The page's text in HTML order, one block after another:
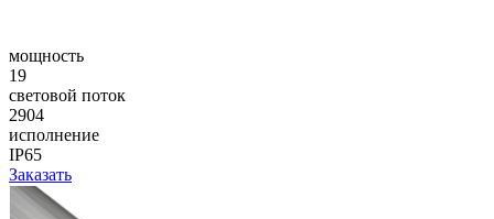
мощность
19
световой поток
2904
исполнение
IP65
Заказать